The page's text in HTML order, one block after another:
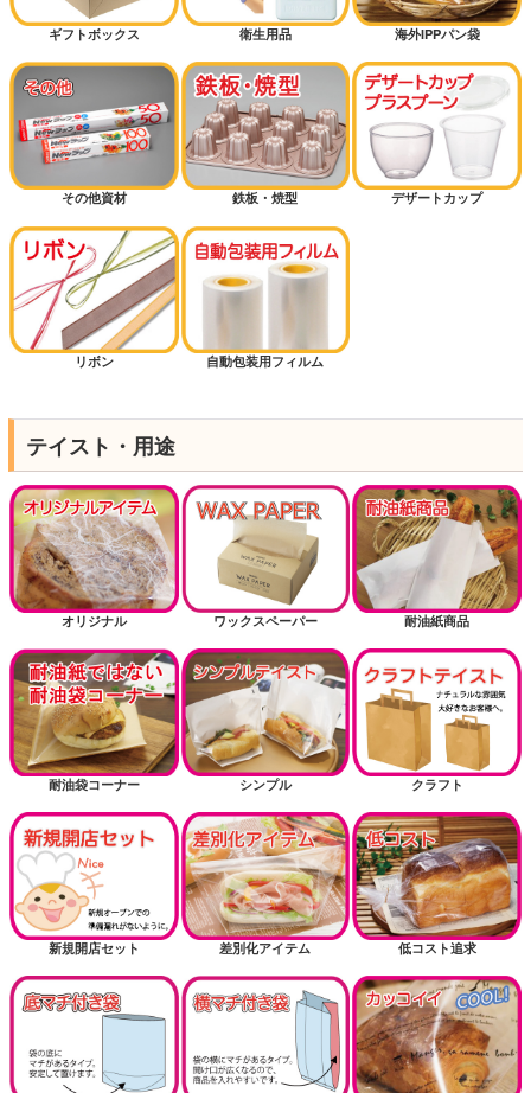
ギフトボックス 衛生用品 海外IPPパン袋
その他資材 鉄板・焼型 デザートカップ
リボン 自動包装用フィルム
テイスト・用途
オリジナル ワックスペーパー 耐油紙商品
耐油袋コーナー シンプル クラフト
新規開店セット 差別化アイテム 低コスト追求